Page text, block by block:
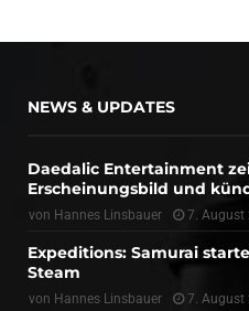
NEWS & UPDATES
Daedalic Entertainment
Erscheinungsbild und
von Hannes Linsbauer 7. August
Expeditions: Samurai
Steam
von Hannes Linsbauer 7. August